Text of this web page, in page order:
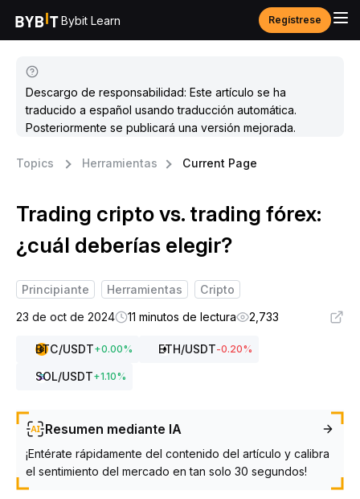
Bybit Learn Regístrese
Descargo de responsabilidad: Este artículo se ha
traducido a español usando traducción automática.
Posteriormente se publicará una versión mejorada.
Topics Herramientas Current Page
Trading cripto vs. trading fórex:
¿cuál deberías elegir?
Principiante Herramientas
Cripto
23 de oct de 2024
11 minutos de lectura 2,733
BTC/USDT+0.00% ETH/USDT-0.20%
SOL/USDT+1.10%
Resumen mediante IA
¡Entérate rápidamente del contenido del artículo y calibra
el sentimiento del mercado en tan solo 30 segundos!